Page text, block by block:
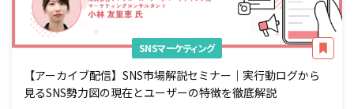
SNSマーケティング
【アーカイブ配信】SNS市場解説セミナー｜実行動ログから
見るSNS勢力図の現在とユーザーの特徴を徹底解説